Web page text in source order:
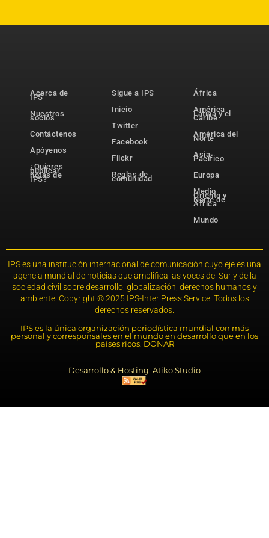
Acerca de
IPS
Nuestros
socios
Contáctenos
Apóyenos
¿Quieres
publicar
notas de
IPS?
Sigue a IPS
Inicio
Twitter
Facebook
Flickr
Reglas de
comunidad
África
América
Latina y el
Caribe
América del
Norte
Asia-
Pacífico
Europa
Medio
Oriente y
Norte de
África
Mundo
IPS es una institución internacional de comunicación cuyo eje es una
agencia mundial de noticias que amplifica las voces del Sur y de la
sociedad civil sobre desarrollo, globalización, derechos humanos y
ambiente. Copyright © 2025 IPS-Inter Press Service. Todos los
derechos reservados.
IPS es la única organización periodística mundial con más
personal y corresponsales en el mundo en desarrollo que en los
países ricos. DONAR
Desarrollo & Hosting: Atiko.Studio